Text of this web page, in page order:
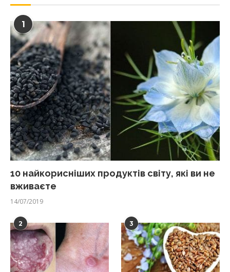
1
10 найкорисніших продуктів світу, які ви не
вживаєте
14/07/2019
2 3